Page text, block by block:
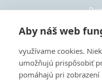
Aby náš web
využívame cookies.
umožňujú prispôsobiť
pomáhajú pri zobrazení